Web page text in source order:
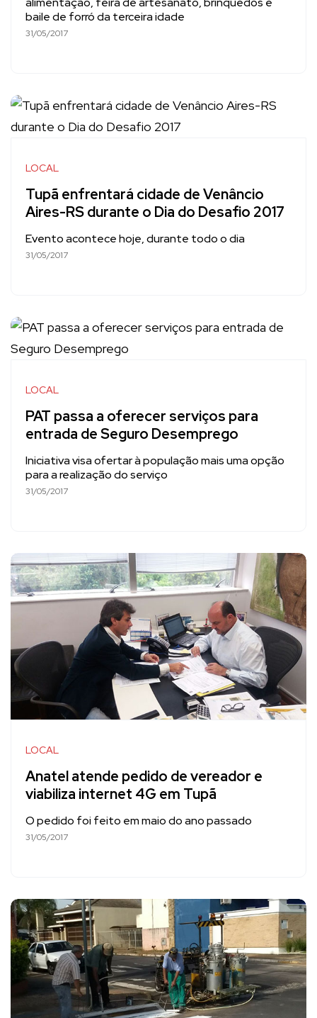
baile de forró da terceira idade
31/05/2017
LOCAL
Tupã enfrentará cidade de Venâncio
Aires-RS durante o Dia do Desafio 2017
Evento acontece hoje, durante todo o dia
31/05/2017
LOCAL
PAT passa a oferecer serviços para
entrada de Seguro Desemprego
Iniciativa visa ofertar à população mais uma opção
para a realização do serviço
31/05/2017
LOCAL
Anatel atende pedido de vereador e
viabiliza internet 4G em Tupã
O pedido foi feito em maio do ano passado
31/05/2017